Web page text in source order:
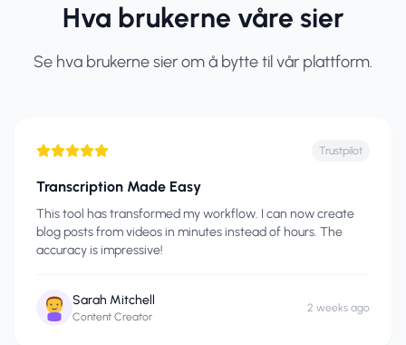
Hva brukerne våre sier
Se hva brukerne sier om å bytte til vår plattform.
Trustpilot
Transcription Made Easy
This tool has transformed my workflow. I can now create
blog posts from videos in minutes instead of hours. The
accuracy is impressive!
Sarah Mitchell
Content Creator
2 weeks ago